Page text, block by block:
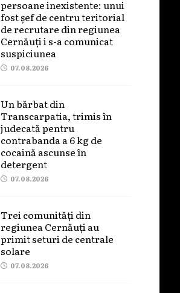
persoane inexistente: unui
fost șef de centru teritorial
de recrutare din regiunea
Cernăuți i s-a comunicat
suspiciunea
07.08.2026
Un bărbat din
Transcarpatia, trimis în
judecată pentru
contrabanda a 6 kg de
cocaină ascunse în
detergent
07.08.2026
Trei comunități din
regiunea Cernăuți au
primit seturi de centrale
solare
07.08.2026